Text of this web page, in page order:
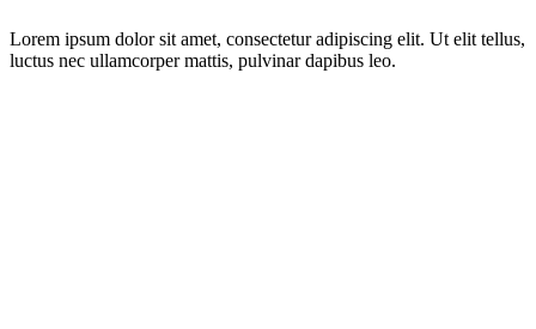
Lorem ipsum dolor sit amet, consectetur adipiscing elit. Ut elit tellus,
luctus nec ullamcorper mattis, pulvinar dapibus leo.